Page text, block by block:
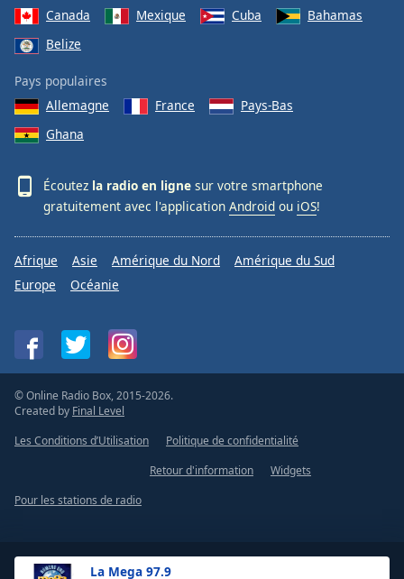
La Mega 97.9
Canada
Mexique Cuba
Bahamas
Belize
Pays populaires
Allemagne
France
Pays-Bas
Ghana
Écoutez la radio en ligne sur votre smartphone
gratuitement avec l'application Android ou iOS!
Afrique Asie Amérique du Nord
Amérique du Sud
Europe
Océanie
© Online Radio Box, 2015-2026.
Created by Final Level
Les Conditions d’Utilisation
Politique de confidentialité
Retour d'information
Widgets
Pour les stations de radio